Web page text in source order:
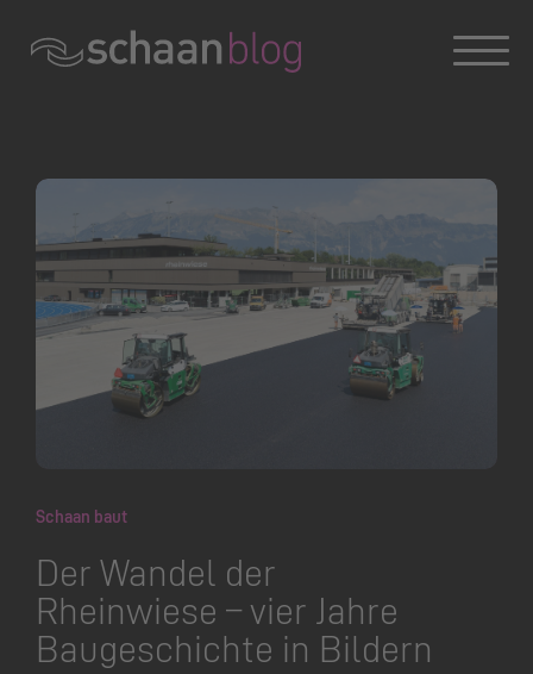
Schaan baut
Der Wandel der
Rheinwiese – vier Jahre
Baugeschichte in Bildern